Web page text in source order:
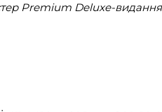
Premium Deluxe-